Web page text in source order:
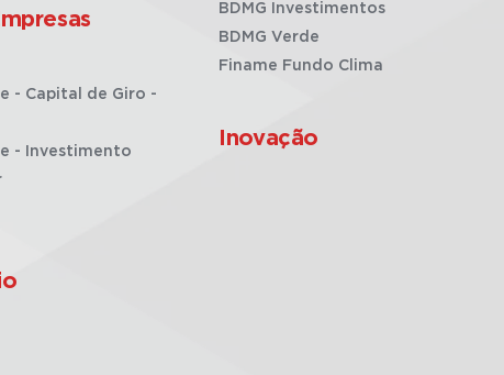
- Capital de Giro -
- Investimento
BDMG Investimentos
BDMG Verde
Finame Fundo Clima
Inovação